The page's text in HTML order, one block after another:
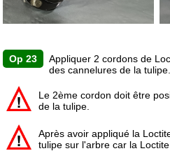
Op 23
Appliquer 2 cordons de
des cannelures de la tulipe.
Le 2ème cordon doit être
de la tulipe.
Après avoir appliqué la
tulipe sur l'arbre car la